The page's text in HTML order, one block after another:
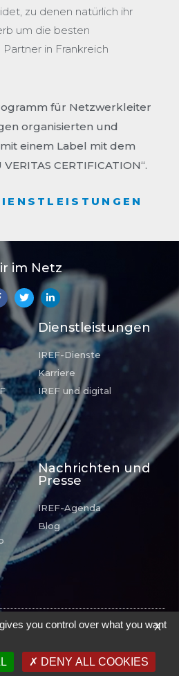
zu denen natürlich ihr
um die besten
in Frankreich
für Netzwerkleiter
organisierten und
einem Label mit dem
CERTIFICATION“.
im Netz
Dienstleistungen
IREF-Dienste
Karriere
IREF und digital
Nachrichten und
Presse
IREF-Agenda
Blog
- Mentions Légales
X
you control over what you want
DENY ALL COOKIES